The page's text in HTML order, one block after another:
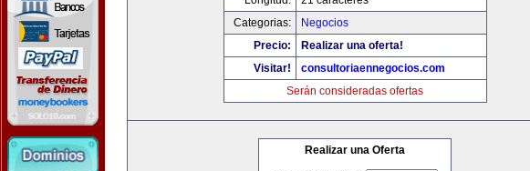
Categorias:
Negocios
Precio:
Realizar una oferta!
Visitar!
consultoriaennegocios.com
Serán consideradas ofertas
Realizar una Oferta